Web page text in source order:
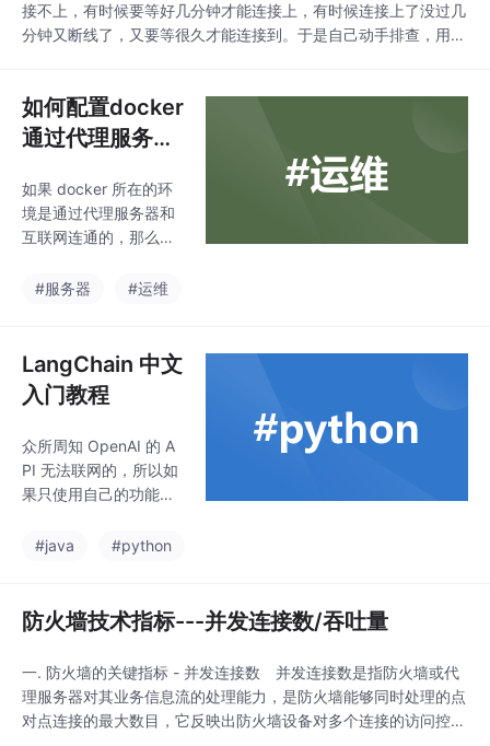
接不上，有时候要等好几分钟才能连接上，有时候连接上了没过几
分钟又断线了，又要等很久才能连接到。于是自己动手排查，用电
500。【MTU科普一下】MTU （最大传输单元）是网络设备传输
的信...
如何配置docker
通过代理服务器
过第三方加速平
台拉取镜像
如果 docker 所在的环
境是通过代理服务器和
互联网连通的，那么需
ker 正常从外网正常拉
不够的。本文结合已有
文档，介绍如何配置代
理服务器能使docker正
的docker 版本是。
#服务器 #运维
LangChain 中文
入门教程
众所周知 OpenAI 的 A
PI 无法联网的，所以如
果只使用自己的功能实
答、总结 PDF 文档、基
是无法实现的。LangC
hain。这个库目前非常
活跃，每天都在迭代，
已经有 22k 的 star，更
新速度飞快。LangChai
n 是一个用于开发由语
#java #python
防火墙技术指标---并发连接数/吞吐量
一. 防火墙的关键指标 - 并发连接数 并发连接数是指防火墙或代
理服务器对其业务信息流的处理能力，是防火墙能够同时处理的点
对点连接的最大数目，它反映出防火墙设备对多个连接的访问控制